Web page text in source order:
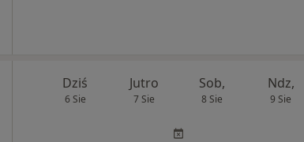
Dziś
6 Sie
Jutro
7 Sie
Sob,
8 Sie
Ndz,
9 Sie